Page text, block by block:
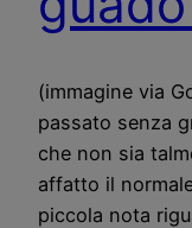
(immagine via
passato senza
che non sia
affatto il
piccola nota